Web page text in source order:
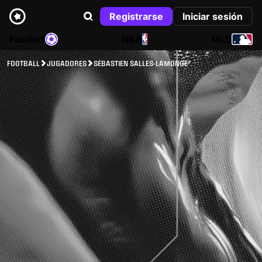
Registrarse
Iniciar sesión
NBA
FOOTBALL JUGADORES SÉBASTIEN SALLES-LAMONGE